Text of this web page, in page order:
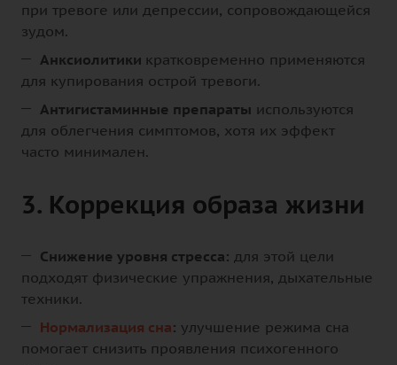
при тревоге или депрессии, сопровождающейся
зудом.
Анксиолитики кратковременно применяются
для купирования острой тревоги.
Антигистаминные препараты используются
для облегчения симптомов, хотя их эффект
часто минимален.
3. Коррекция образа жизни
Снижение уровня стресса: для этой цели
подходят физические упражнения, дыхательные
техники.
Нормализация сна: улучшение режима сна
помогает снизить проявления психогенного